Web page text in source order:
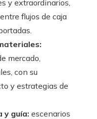
y extraordinarios,
flujos de caja
mercado,
con su
y estrategias de
y guía: escenarios